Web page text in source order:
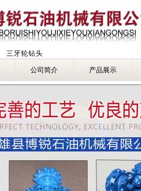
三牙轮钻头
公司简介 产品展示